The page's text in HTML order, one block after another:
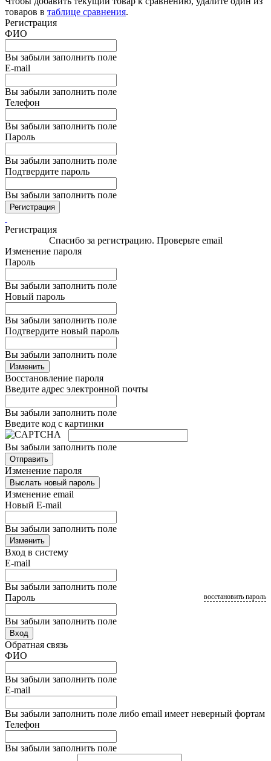
товаров в таблице сравнения.
Регистрация
ФИО
Вы забыли заполнить поле
E-mail
Вы забыли заполнить поле
Телефон
Вы забыли заполнить поле
Пароль
Вы забыли заполнить поле
Подтвердите пароль
Вы забыли заполнить поле
Регистрация
Регистрация
Спасибо за регистрацию. Проверьте email
Изменение пароля
Пароль
Вы забыли заполнить поле
Новый пароль
Вы забыли заполнить поле
Подтвердите новый пароль
Вы забыли заполнить поле
Изменить
Восстановление пароля
Введите адрес электронной почты
Вы забыли заполнить поле
Введите код с картинки
Вы забыли заполнить поле
Отправить
Изменение пароля
Выслать новый пароль
Изменение email
Новый E-mail
Вы забыли заполнить поле
Изменить
Вход в систему
E-mail
Вы забыли заполнить поле
Пароль
Вы забыли заполнить поле
восстановить пароль
Вход
Обратная связь
ФИО
Вы забыли заполнить поле
E-mail
Вы забыли заполнить поле либо email имеет неверный фортам
Телефон
Вы забыли заполнить поле